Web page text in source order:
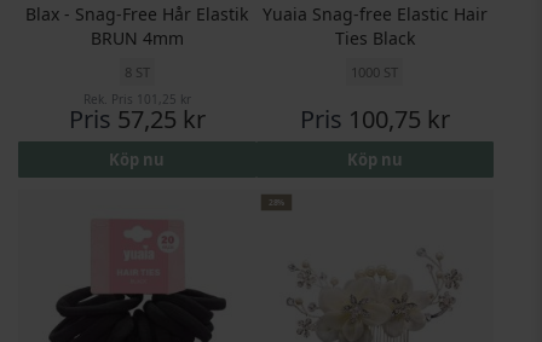
Blax - Snag-Free Hår Elastik
BRUN 4mm
8 ST
Rek. Pris 101,25 kr
Pris 57,25 kr
Köp nu
Yuaia Snag-free Elastic Hair
Ties Black
1000 ST
Pris 100,75 kr
Köp nu
28%